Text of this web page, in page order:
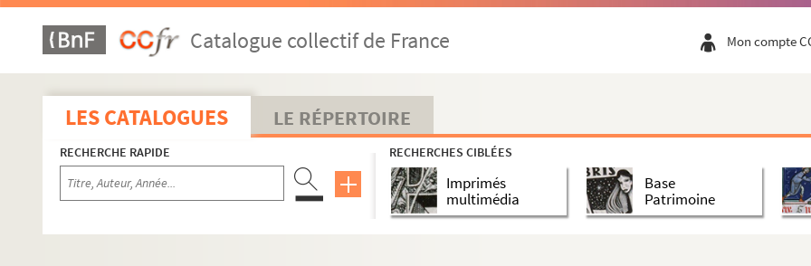
Catalogue collectif de France Mon compte
LES CATALOGUES LE RÉPERTOIRE
RECHERCHE RAPIDE RECHERCHES CIBLÉES
Imprimés
multimédia
Base
Patrimoine